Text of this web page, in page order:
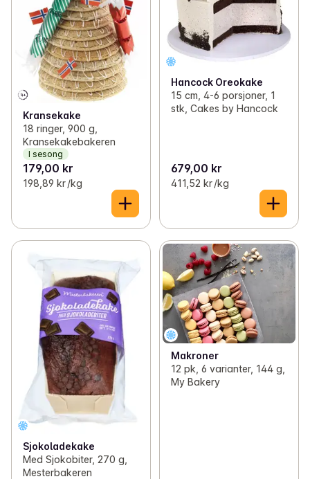
Kransekake
18 ringer, 900 g,
Kransekakebakeren
I sesong
179,00 kr
198,89 kr /kg
Hancock Oreokake
15 cm, 4-6 porsjoner, 1
stk, Cakes by Hancock
679,00 kr
411,52 kr /kg
Sjokoladekake
Med Sjokobiter, 270 g,
Mesterbakeren
Makroner
12 pk, 6 varianter, 144 g,
My Bakery